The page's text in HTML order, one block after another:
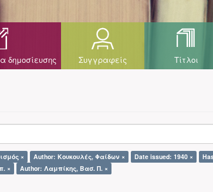
δημοσίευσης Συγγραφείς Τίτλοι
× Author: Κουκουλές, Φαίδων × Date issued: 1940 ×
× Author: Λαμπίκης, Βασ. Π. ×